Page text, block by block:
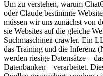
Um zu verstehen, warum
oder Claude bestimmte
müssen wir uns zunächst von
sie Websites auf die gleiche
Suchmaschinen crawler. Ein
das Training und die Inferenz
werden riesige Datensätze –
Datenbanken – verarbeitet.